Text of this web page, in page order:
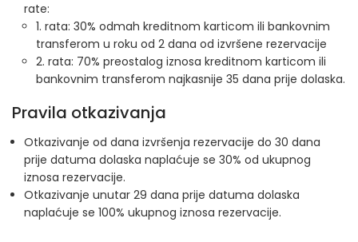
rate:
1. rata: 30% odmah kreditnom karticom ili bankovnim
transferom u roku od 2 dana od izvršene rezervacije
2. rata: 70% preostalog iznosa kreditnom karticom ili
bankovnim transferom najkasnije 35 dana prije dolaska.
Pravila otkazivanja
Otkazivanje od dana izvršenja rezervacije do 30 dana
prije datuma dolaska naplaćuje se 30% od ukupnog
iznosa rezervacije.
Otkazivanje unutar 29 dana prije datuma dolaska
naplaćuje se 100% ukupnog iznosa rezervacije.